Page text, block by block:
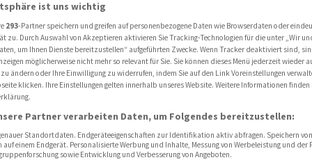
ein
schlägt
ein
ist uns wichtig
293-Partner speichern und greifen auf personenbezogene Daten wie Browserdaten oder
zu. Durch Auswahl von Akzeptieren aktivieren Sie Tracking-Technologien für die unter „Wir
um Ihnen Dienste bereitzustellen“ aufgeführten Zwecke. Wenn Tracker deaktiviert sind,
möglicherweise nicht mehr so relevant für Sie. Sie können dieses Menü jederzeit wieder
ändern oder Ihre Einwilligung zu widerrufen, indem Sie auf den Link Voreinstellungen
klicken. Ihre Einstellungen gelten innerhalb unseres Website. Weitere Informationen finden
Partner verarbeiten Daten, um Folgendes bereitzustellen:
Standortdaten. Endgeräteeigenschaften zur Identifikation aktiv abfragen. Speichern
einem Endgerät. Personalisierte Werbung und Inhalte, Messung von Werbeleistung und der
sowie Entwicklung und Verbesserung von Angeboten.